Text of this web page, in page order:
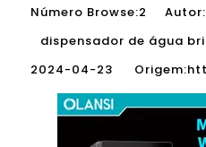
Número Browse:2
dispensador de água
2024-04-23 Origem: